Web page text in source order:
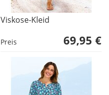
Viskose-Kleid
Preis 69,95 €